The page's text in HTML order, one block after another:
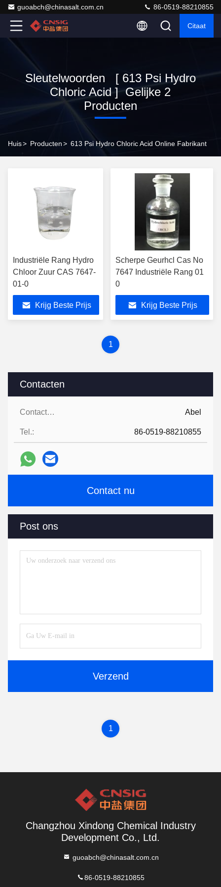
guoabch@chinasalt.com.cn 86-0519-88210855
Citaat
Sleutelwoorden [ 613 Psi Hydro
Chloric Acid ] Gelijke 2
Producten
Huis> Producten> 613 Psi Hydro Chloric Acid Online Fabrikant
Contacten
Contacten: Abel
Tel.: 86-0519-88210855
Contact nu
Post ons
Verzend
Industriële Rang Hydro
Chloor Zuur CAS 7647-
01-0
Krijg Beste Prijs
Scherpe Geurhcl Cas No
7647 Industriële Rang 01
0
Krijg Beste Prijs
1
1
Changzhou Xindong Chemical Industry
Development Co., Ltd.
guoabch@chinasalt.com.cn
86-0519-88210855